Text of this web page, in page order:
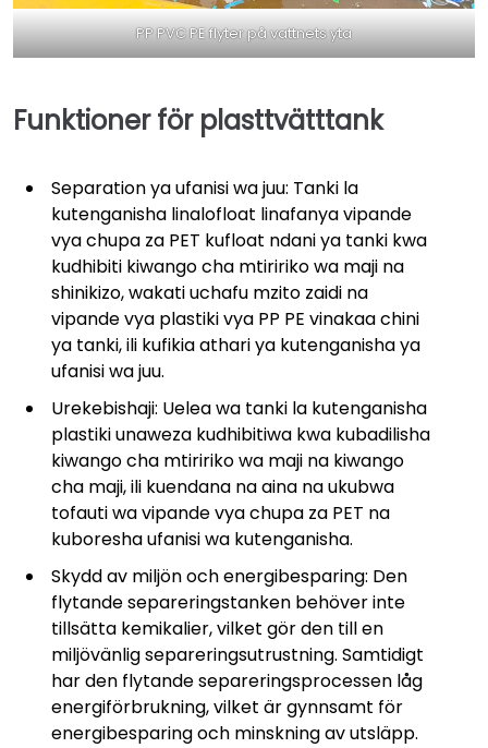
PP PVC PE flyter på vattnets yta
Funktioner för plasttvätttank
Separation ya ufanisi wa juu: Tanki la
kutenganisha linalofloat linafanya vipande
vya chupa za PET kufloat ndani ya tanki kwa
kudhibiti kiwango cha mtiririko wa maji na
shinikizo, wakati uchafu mzito zaidi na
vipande vya plastiki vya PP PE vinakaa chini
ya tanki, ili kufikia athari ya kutenganisha ya
ufanisi wa juu.
Urekebishaji: Uelea wa tanki la kutenganisha
plastiki unaweza kudhibitiwa kwa kubadilisha
kiwango cha mtiririko wa maji na kiwango
cha maji, ili kuendana na aina na ukubwa
tofauti wa vipande vya chupa za PET na
kuboresha ufanisi wa kutenganisha.
Skydd av miljön och energibesparing: Den
flytande separeringstanken behöver inte
tillsätta kemikalier, vilket gör den till en
miljövänlig separeringsutrustning. Samtidigt
har den flytande separeringsprocessen låg
energiförbrukning, vilket är gynnsamt för
energibesparing och minskning av utsläpp.